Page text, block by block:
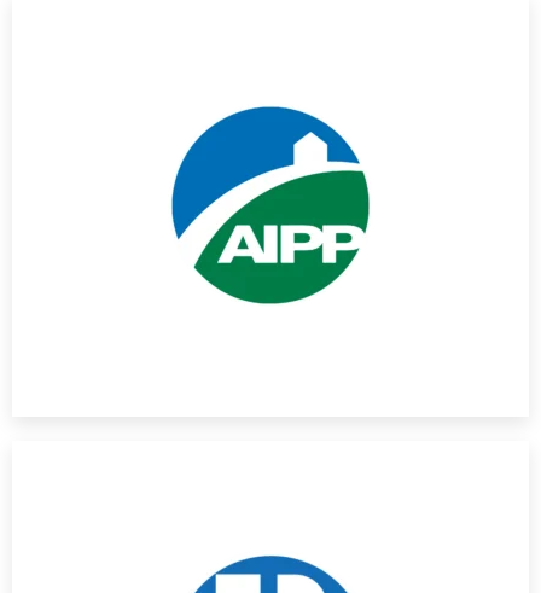
AIPP affiliated
Siamo ora membri dell’Alliance of International Property
Professionals (AIPP), con sede nel Regno Unito. Grazie a
questo accreditamento, i nostri acquirenti possono contare su
un servizio conforme a un rigoroso codice di condotta
professionale e procedere con la tranquillità di sapere che la
nostra attività è sottoposta alla supervisione dell’independent
Property Ombudsman.
agents”). Solo i membri della NAR possono definirsi
REALTORS®, titolo che oggi utilizziamo con grande orgoglio.